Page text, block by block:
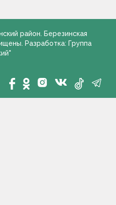
район. Березинская
Разработка: Группа